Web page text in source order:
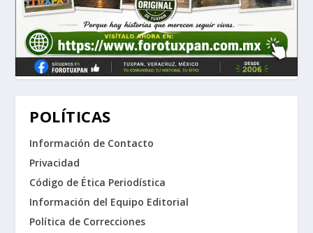
POLÍTICAS
Información de Contacto
Privacidad
Código de Ética Periodística
Información del Equipo Editorial
Política de Correcciones